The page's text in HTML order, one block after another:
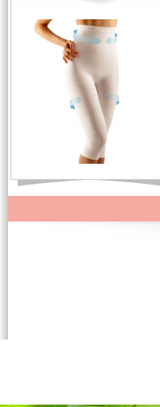
Giá bán : 690,000
Máy đo huyết áp bắp tay cao cấp
tự động hoàn toàn ALPK2 (K2-